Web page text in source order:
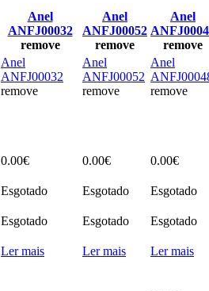
Anel
ANFJ00032
remove
Anel
ANFJ00052
remove
Anel
remove
Anel
ANFJ00032
remove
Anel
ANFJ00052
remove
Anel
remove
0.00€ 0.00€ 0.00€
Esgotado Esgotado Esgotado
Esgotado Esgotado Esgotado
Ler mais Ler mais Ler mais